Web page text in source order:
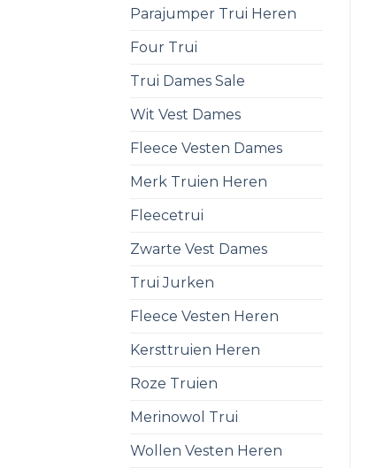
Parajumper Trui Heren
Four Trui
Trui Dames Sale
Wit Vest Dames
Fleece Vesten Dames
Merk Truien Heren
Fleecetrui
Zwarte Vest Dames
Trui Jurken
Fleece Vesten Heren
Kersttruien Heren
Roze Truien
Merinowol Trui
Wollen Vesten Heren